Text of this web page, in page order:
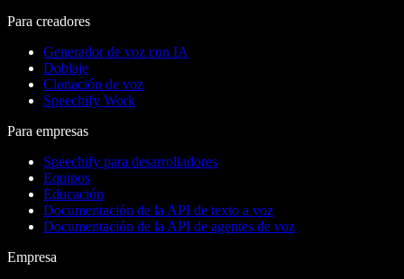
Para creadores
Generador de voz con IA
Doblaje
Clonación de voz
Speechify Work
Para empresas
Speechify para desarrolladores
Equipos
Educación
Documentación de la API de texto a voz
Documentación de la API de agentes de voz
Empresa